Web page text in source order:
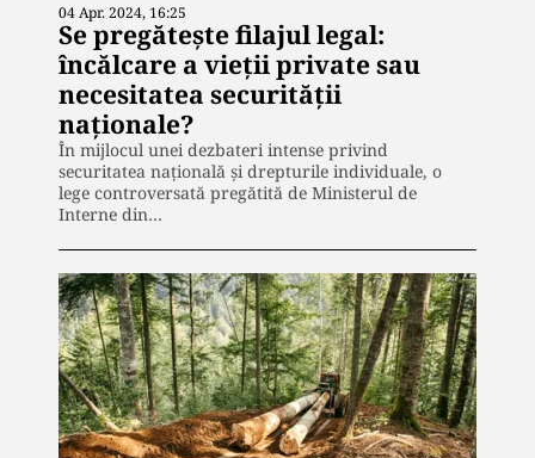
04 Apr. 2024, 16:25
Se pregătește filajul legal:
încălcare a vieții private sau
necesitatea securității
naționale?
În mijlocul unei dezbateri intense privind
securitatea națională și drepturile individuale, o
lege controversată pregătită de Ministerul de
Interne din…